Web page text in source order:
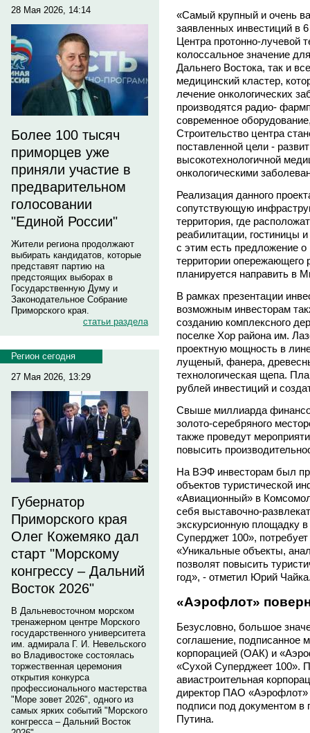
28 Мая 2026, 14:14
Более 100 тысяч
приморцев уже
приняли участие в
предварительном
голосовании
"Единой России"
Жители региона продолжают
выбирать кандидатов, которые
представят партию на
предстоящих выборах в
Государственную Думу и
Законодательное Собрание
Приморского края.
статьи раздела
Регион сегодня
27 Мая 2026, 13:29
Губернатор
Приморского края
Олег Кожемяко дал
старт "Морскому
конгрессу – Дальний
Восток 2026"
В Дальневосточном морском
тренажерном центре Морского
государственного университета
им. адмирала Г. И. Невельского
во Владивостоке состоялась
торжественная церемония
открытия конкурса
профессионального мастерства
"Море зовет 2026", одного из
самых ярких событий "Морского
конгресса – Дальний Восток
«Самый крупный и очень
заявленных инвестиций в
Центра протонно-лучевой
колоссальное значение
Дальнего Востока, так и
медицинский кластер,
лечение онкологических
производятся радио-
современное
Строительство центра
поставленной цели -
высокотехнологичной
онкологическими
Реализация данного
сопутствующую
территория, где
реабилитации, гостиницы
с этим есть предложение
территории опережающего
планируется направить в
В рамках презентации
возможным инвесторам
созданию комплексного
поселке Хор района им.
проектную мощность в
лущеный, фанера,
технологическая щепа.
рублей инвестиций и
Свыше миллиарда
золото-серебряного
также проведут
повысить
На ВЭФ инвесторам был
объектов туристической
«Авиационный» в
себя выставочно-
экскурсионную площадку
Суперджет 100»,
«Уникальные объекты,
позволят повысить
год», - отметил Юрий
«Аэрофлот»
Безусловно, большое
соглашение, подписанное
корпорацией (ОАК) и
«Сухой Суперджеет 100».
авиастроительная
директор ПАО
подписи под документом
Путина.